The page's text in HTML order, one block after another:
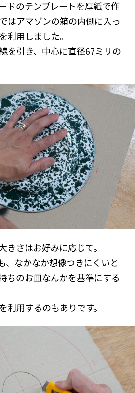
ドのテンプレートを厚紙で作
はアマゾンの箱の内側に入っ
利用しました。
を引き、中心に直径67ミリの
きさはお好みに応じて。
、なかなか想像つきにくいと
ちのお皿なんかを基準にする
利用するのもありです。